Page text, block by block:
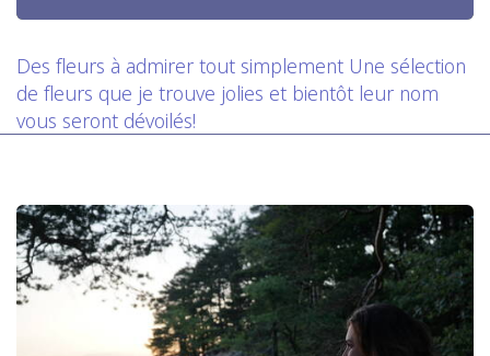
Des fleurs à admirer tout simplement Une sélection
de fleurs que je trouve jolies et bientôt leur nom
vous seront dévoilés!